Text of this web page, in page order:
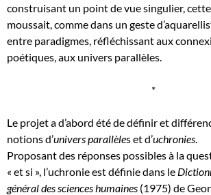
construisant un point de vue singulier,
moussait, comme dans un geste
entre paradigmes, réfléchissant aux
poétiques, aux univers parallèles.
*
Le projet a d’abord été de définir et
notions d’univers parallèles et d’uchronies
Proposant des réponses possibles à la
« et si », l’uchronie est définie dans le
général des sciences humaines (1975) de